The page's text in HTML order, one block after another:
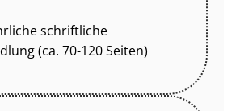
schriftliche
(ca. 70-120 Seiten)